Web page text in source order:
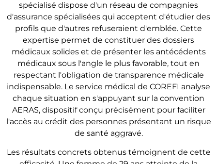
spécialisé dispose d'un réseau de compagnies
d'assurance spécialisées qui acceptent d'étudier des
profils que d'autres refuseraient d'emblée. Cette
expertise permet de constituer des dossiers
médicaux solides et de présenter les antécédents
médicaux sous l'angle le plus favorable, tout en
respectant l'obligation de transparence médicale
indispensable. Le service médical de COREFI analyse
chaque situation en s'appuyant sur la convention
AERAS, dispositif conçu précisément pour faciliter
l'accès au crédit des personnes présentant un risque
de santé aggravé.
Les résultats concrets obtenus témoignent de cette